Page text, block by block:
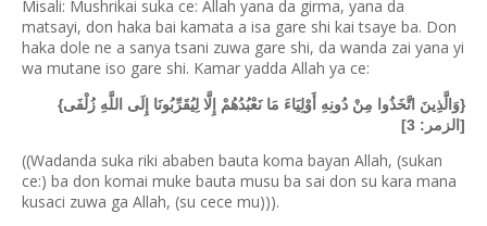
Misali: Mushrikai suka ce: Allah yana da girma, yana da
matsayi, don haka bai kamata a isa gare shi kai tsaye ba. Don
haka dole ne a sanya tsani zuwa gare shi, da wanda zai yana yi
wa mutane iso gare shi. Kamar yadda Allah ya ce:
{وَالَّذِينَ اتَّخَذُوا مِنْ دُونِهِ أَوْلِيَاءَ مَا نَعْبُدُهُمْ إِلَّا لِيُقَرِّبُونَا إِلَى اللَّهِ زُلْفَى}
[الزمر: 3]
((Wadanda suka riki ababen bauta koma bayan Allah, (sukan
ce:) ba don komai muke bauta musu ba sai don su kara mana
kusaci zuwa ga Allah, (su cece mu))).